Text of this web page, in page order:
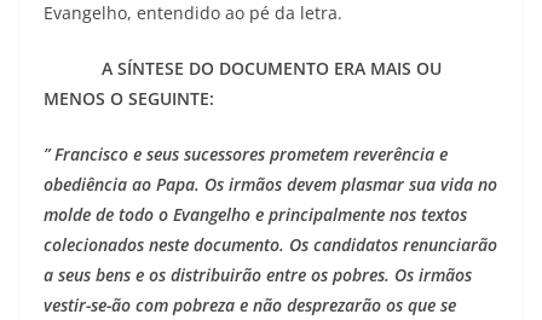
Evangelho, entendido ao pé da letra.
A SÍNTESE DO DOCUMENTO ERA MAIS OU
MENOS O SEGUINTE:
” Francisco e seus sucessores prometem reverência e
obediência ao Papa. Os irmãos devem plasmar sua vida no
molde de todo o Evangelho e principalmente nos textos
colecionados neste documento. Os candidatos renunciarão
a seus bens e os distribuirão entre os pobres. Os irmãos
vestir-se-ão com pobreza e não desprezarão os que se